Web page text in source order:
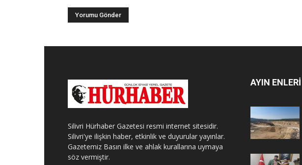
Silivri Hürhaber Gazetesi resmi internet sitesidir.
Silivri'ye ilişkin haber, etkinlik ve duyurular yayınlar.
Gazetemiz Basın ilke ve ahlak kurallarına uymaya
söz vermiştir.
AYIN ENLERİ